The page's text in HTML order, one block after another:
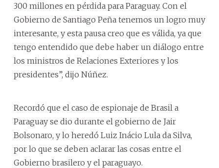
300 millones en pérdida para Paraguay. Con el
Gobierno de Santiago Peña tenemos un logro muy
interesante, y esta pausa creo que es válida, ya que
tengo entendido que debe haber un diálogo entre
los ministros de Relaciones Exteriores y los
presidentes”, dijo Núñez.
Recordó que el caso de espionaje de Brasil a
Paraguay se dio durante el gobierno de Jair
Bolsonaro, y lo heredó Luiz Inácio Lula da Silva,
por lo que se deben aclarar las cosas entre el
Gobierno brasilero y el paraguayo.